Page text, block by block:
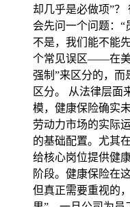
却几乎是必做项”
会先问一个问题：
不是，我们能不能
个常见误区——在美
强制”来区分的，而
区分。 从法律层面
模，健康保险确实
劳动力市场的实际
的基础配置。尤其
给核心岗位提供健
阶段。健康保险在
但真正需要重视的